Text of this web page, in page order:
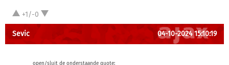
+1/-0
Sevic 04-10-2024 15:10:19
open/sluit de onderstaande quote: